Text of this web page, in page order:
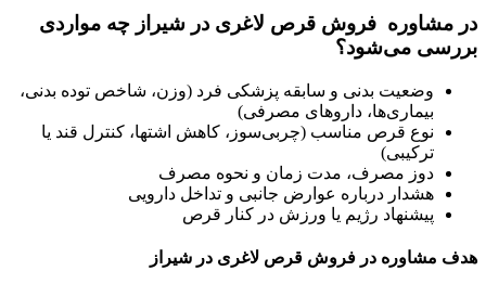
در مشاوره فروش قرص لاغری در شیراز چه مواردی
بررسی می‌شود؟
وضعیت بدنی و سابقه پزشکی فرد (وزن، شاخص توده بدنی،
بیماری‌ها، داروهای مصرفی)
نوع قرص مناسب (چربی‌سوز، کاهش اشتها، کنترل قند یا
ترکیبی)
دوز مصرف، مدت زمان و نحوه مصرف
هشدار درباره عوارض جانبی و تداخل دارویی
پیشنهاد رژیم یا ورزش در کنار قرص
هدف مشاوره در فروش قرص لاغری در شیراز